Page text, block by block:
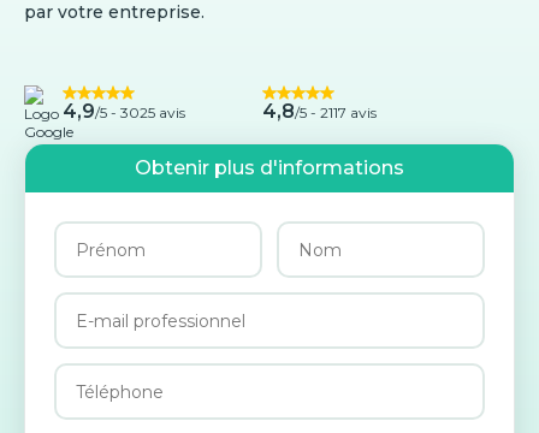
par votre entreprise.
4,9/5 - 3025 avis 4,8/5 - 2117 avis
Obtenir plus d'informations